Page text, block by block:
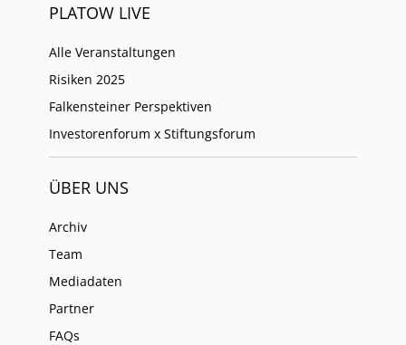
PLATOW LIVE
Alle Veranstaltungen
Risiken 2025
Falkensteiner Perspektiven
Investorenforum x Stiftungsforum
ÜBER UNS
Archiv
Team
Mediadaten
Partner
FAQs